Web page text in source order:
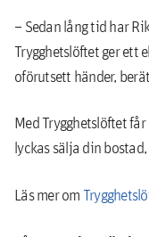
– Sedan lång tid har
Trygghetslöftet ger ett
oförutsett händer,
Med Trygghetslöftet
lyckas sälja din
Läs mer om